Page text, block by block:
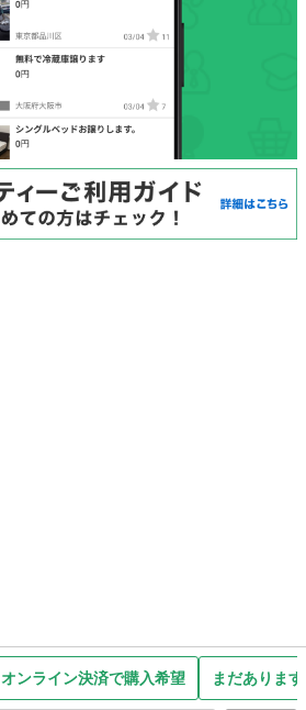
オンライン決済で購入希望 まだありま